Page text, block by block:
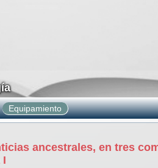
Equipamiento
ancestrales, en tres
I